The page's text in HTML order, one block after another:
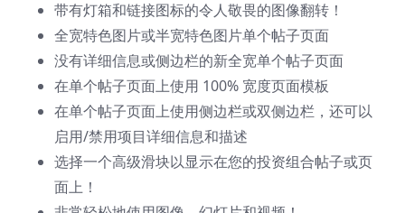
带有灯箱和链接图标的令人敬畏的图像翻转！
全宽特色图片或半宽特色图片单个帖子页面
没有详细信息或侧边栏的新全宽单个帖子页面
在单个帖子页面上使用 100% 宽度页面模板
在单个帖子页面上使用侧边栏或双侧边栏，还可以
启用/禁用项目详细信息和描述
选择一个高级滑块以显示在您的投资组合帖子或页
面上！